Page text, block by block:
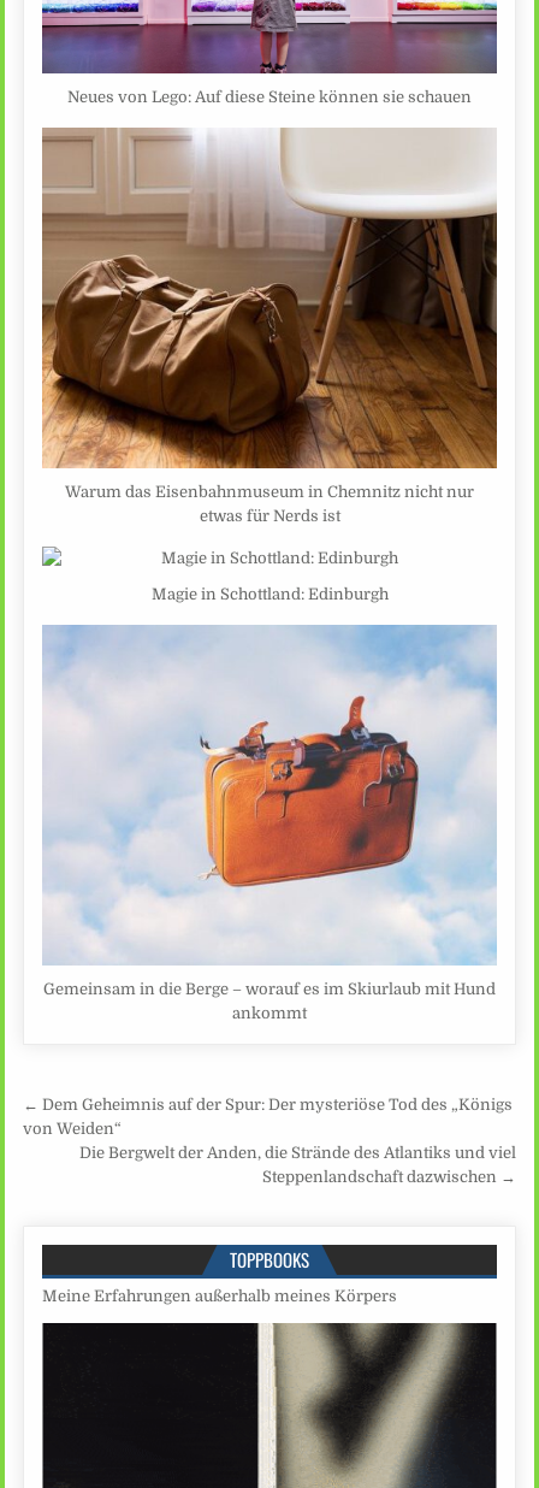
Neues von Lego: Auf diese Steine können sie schauen
Warum das Eisenbahnmuseum in Chemnitz nicht nur
etwas für Nerds ist
Magie in Schottland: Edinburgh
Gemeinsam in die Berge – worauf es im Skiurlaub mit Hund
ankommt
Beitragsnavigation
← Dem Geheimnis auf der Spur: Der mysteriöse Tod des „Königs
von Weiden“
Die Bergwelt der Anden, die Strände des Atlantiks und viel
Steppenlandschaft dazwischen →
TOPPBOOKS
Meine Erfahrungen außerhalb meines Körpers